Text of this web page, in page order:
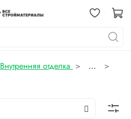
Внутренняя отделка
...